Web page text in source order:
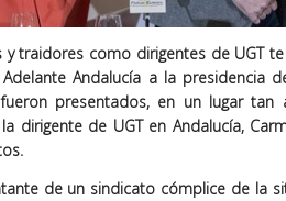
y traidores como dirigentes de UGT
Andalucía a la presidencia
presentados, en un lugar
dirigente de UGT en Andalucía,
de un sindicato cómplice de la